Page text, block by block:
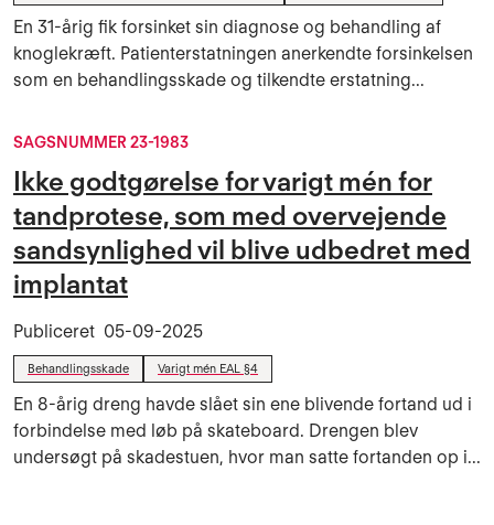
En 31-årig fik forsinket sin diagnose og behandling af
knoglekræft. Patienterstatningen anerkendte forsinkelsen
som en behandlingsskade og tilkendte erstatning...
SAGSNUMMER 23-1983
Ikke godtgørelse for varigt mén for
tandprotese, som med overvejende
sandsynlighed vil blive udbedret med
implantat
Publiceret 05-09-2025
Behandlingsskade Varigt mén EAL §4
En 8-årig dreng havde slået sin ene blivende fortand ud i
forbindelse med løb på skateboard. Drengen blev
undersøgt på skadestuen, hvor man satte fortanden op i...